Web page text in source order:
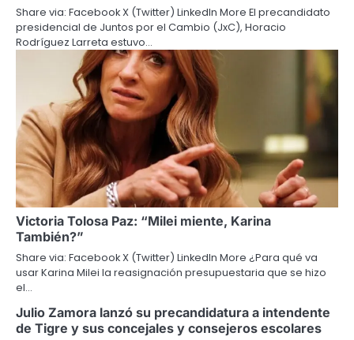
Share via: Facebook X (Twitter) LinkedIn More El precandidato
presidencial de Juntos por el Cambio (JxC), Horacio
Rodríguez Larreta estuvo…
Victoria Tolosa Paz: “Milei miente, Karina
También?”
Share via: Facebook X (Twitter) LinkedIn More ¿Para qué va
usar Karina Milei la reasignación presupuestaria que se hizo
el…
Julio Zamora lanzó su precandidatura a intendente
de Tigre y sus concejales y consejeros escolares